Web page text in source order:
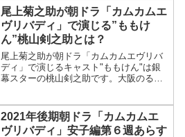
録できているか分かりませんが、打ち切
りもあり今後に関しては不透明です。３
月３０日の初回平均視聴率は２１・２％
でした。福島地区では３５・９％と高い
視聴率でした。連続テレビ小説「エー
ル」は102作目です。福島県が生んだ昭...
尾上菊之助が朝ドラ「カムカムエ
ヴリバディ」で演じる”ももけ
ん”桃山剣之助とは？
尾上菊之助が朝ドラ「カムカムエヴリバ
ディ」で演じるキャスト"ももけん"は銀
幕スターの桃山剣之助です。大阪のるい
その映画は、尾上菊之助が演じる桃山剣
之助主演の「呪術七変化」です。
2021年後期朝ドラ「カムカムエ
ヴリバディ」安子編第６週あらす